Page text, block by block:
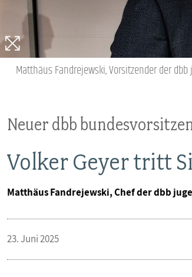
Matthäus Fandrejewski, Vorsitzender der
Neuer dbb
Volker Geyer tritt
Matthäus Fandrejewski, Chef der dbb
23. Juni 2025